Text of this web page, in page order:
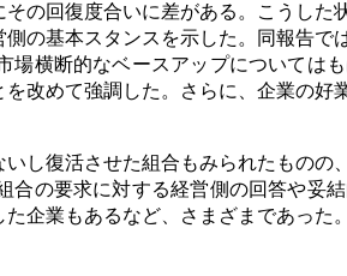
の回復度合いに差がある。こうした
の基本スタンスを示した。同報告
横断的なベースアップについては
改めて強調した。さらに、企業の
し復活させた組合もみられたもの
の要求に対する経営側の回答や妥
企業もあるなど、さまざまであっ